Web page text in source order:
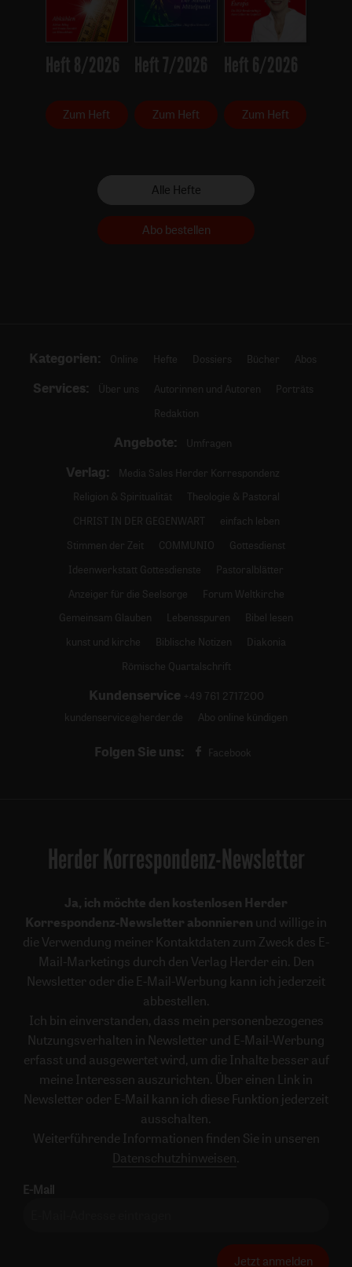
Heft 8/2026
Zum Heft
Heft 7/2026
Zum Heft
Heft 6/2026
Zum Heft
Alle Hefte
Abo bestellen
Kategorien: Online Hefte Dossiers Bücher Abos
Services: Über uns Autorinnen und Autoren
Porträts
Redaktion
Angebote: Umfragen
Verlag:
Media Sales Herder Korrespondenz
Religion & Spiritualität
Theologie & Pastoral
CHRIST IN DER GEGENWART
einfach leben
Stimmen der Zeit
COMMUNIO
Gottesdienst
Ideenwerkstatt Gottesdienste
Pastoralblätter
Anzeiger für die Seelsorge
Forum Weltkirche
Gemeinsam Glauben
Lebensspuren
Bibel lesen
kunst und kirche
Biblische Notizen
Diakonia
Römische Quartalschrift
Kundenservice +49 761 2717200
kundenservice@herder.de
Abo online kündigen
Folgen Sie uns: Facebook
Herder Korrespondenz-Newsletter
Ja, ich möchte den kostenlosen Herder
Korrespondenz-Newsletter abonnieren und willige in
die Verwendung meiner Kontaktdaten zum Zweck des E-
Mail-Marketings durch den Verlag Herder ein. Den
Newsletter oder die E-Mail-Werbung kann ich jederzeit
abbestellen.
Ich bin einverstanden, dass mein personenbezogenes
Nutzungsverhalten in Newsletter und E-Mail-Werbung
erfasst und ausgewertet wird, um die Inhalte besser auf
meine Interessen auszurichten. Über einen Link in
Newsletter oder E-Mail kann ich diese Funktion jederzeit
ausschalten.
Weiterführende Informationen finden Sie in unseren
Datenschutzhinweisen .
E-Mail
Jetzt anmelden